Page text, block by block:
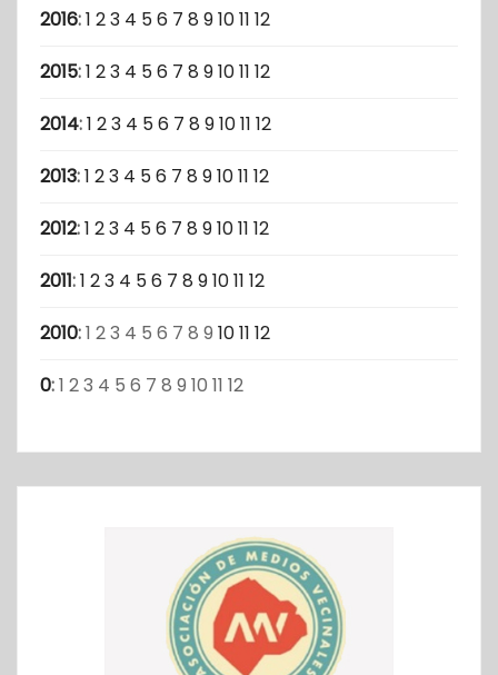
2016:1 23 4 56 7 8 91011 12
2015:1 23 4 56 7 8 91011 12
2014:1 23 4 56 7 8 91011 12
2013:1 23 4 56 7 8 91011 12
2012:1 23 4 56 7 8 91011 12
2011:1 23 4 56 7 8 91011 12
2010:1 23 4 5 6 7 8 9 1011 12
0:1 23 4 5 6 7 8 9 10 11 12